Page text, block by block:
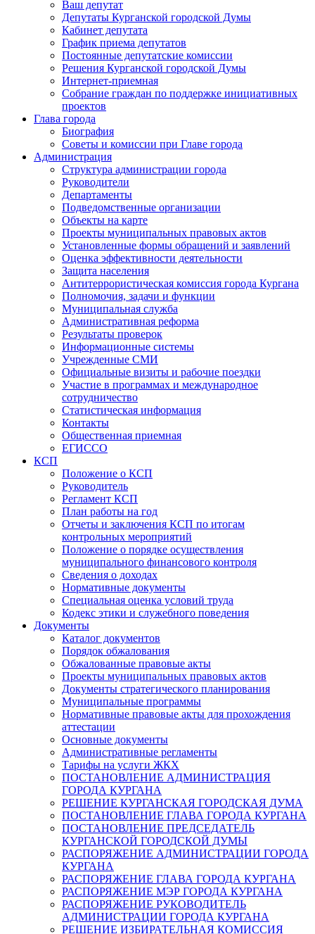
Ваш депутат
Депутаты Курганской городской Думы
Кабинет депутата
График приема депутатов
Постоянные депутатские комиссии
Решения Курганской городской Думы
Интернет-приемная
Собрание граждан по поддержке инициативных
проектов
Глава города
Биография
Советы и комиссии при Главе города
Администрация
Структура администрации города
Руководители
Департаменты
Подведомственные организации
Объекты на карте
Проекты муниципальных правовых актов
Установленные формы обращений и заявлений
Оценка эффективности деятельности
Защита населения
Антитеррористическая комиссия города Кургана
Полномочия, задачи и функции
Муниципальная служба
Административная реформа
Результаты проверок
Информационные системы
Учрежденные СМИ
Официальные визиты и рабочие поездки
Участие в программах и международное
сотрудничество
Статистическая информация
Контакты
Общественная приемная
ЕГИССО
КСП
Положение о КСП
Руководитель
Регламент КСП
План работы на год
Отчеты и заключения КСП по итогам
контрольных мероприятий
Положение о порядке осуществления
муниципального финансового контроля
Сведения о доходах
Нормативные документы
Специальная оценка условий труда
Кодекс этики и служебного поведения
Документы
Каталог документов
Порядок обжалования
Обжалованные правовые акты
Проекты муниципальных правовых актов
Документы стратегического планирования
Муниципальные программы
Нормативные правовые акты для прохождения
аттестации
Основные документы
Административные регламенты
Тарифы на услуги ЖКХ
ПОСТАНОВЛЕНИЕ АДМИНИСТРАЦИЯ
ГОРОДА КУРГАНА
РЕШЕНИЕ КУРГАНСКАЯ ГОРОДСКАЯ ДУМА
ПОСТАНОВЛЕНИЕ ГЛАВА ГОРОДА КУРГАНА
ПОСТАНОВЛЕНИЕ ПРЕДСЕДАТЕЛЬ
КУРГАНСКОЙ ГОРОДСКОЙ ДУМЫ
РАСПОРЯЖЕНИЕ АДМИНИСТРАЦИИ ГОРОДА
КУРГАНА
РАСПОРЯЖЕНИЕ ГЛАВА ГОРОДА КУРГАНА
РАСПОРЯЖЕНИЕ МЭР ГОРОДА КУРГАНА
РАСПОРЯЖЕНИЕ РУКОВОДИТЕЛЬ
АДМИНИСТРАЦИИ ГОРОДА КУРГАНА
РЕШЕНИЕ ИЗБИРАТЕЛЬНАЯ КОМИССИЯ